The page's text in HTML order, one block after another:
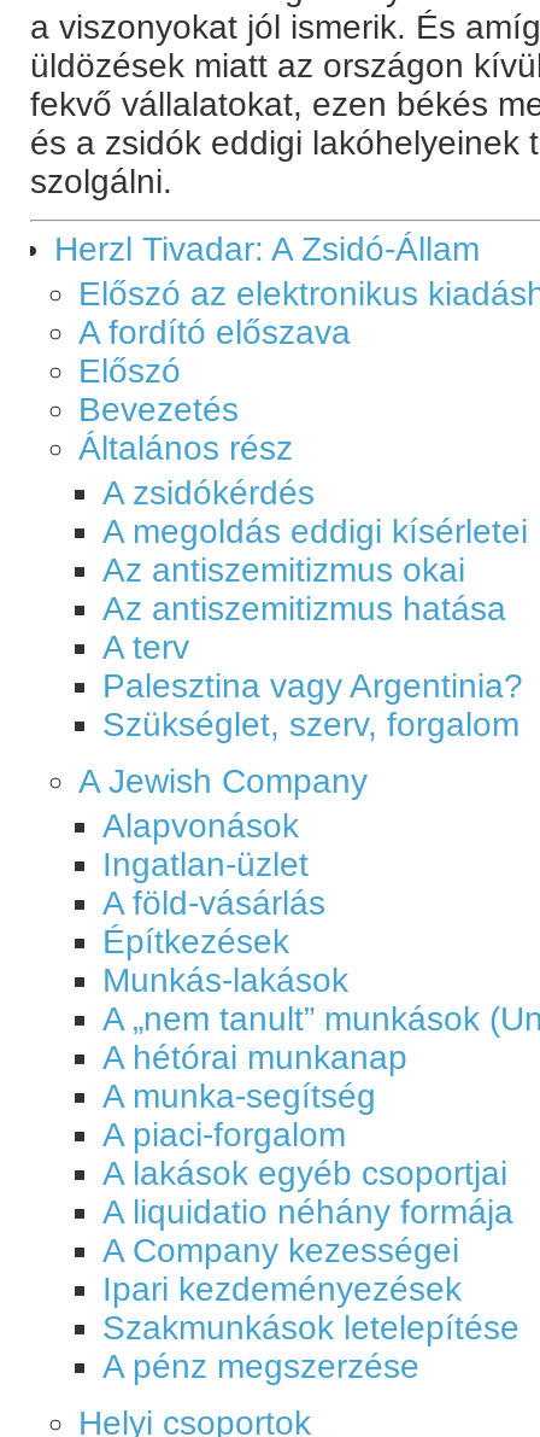
a viszonyokat jól ismerik. És
üldözések miatt az országon
fekvő vállalatokat, ezen békés
és a zsidók eddigi lakóhelyeinek
szolgálni.
Herzl Tivadar: A Zsidó-Állam
Előszó az elektronikus
A fordító előszava
Előszó
Bevezetés
Általános rész
A zsidókérdés
A megoldás eddigi kísérletei
Az antiszemitizmus okai
Az antiszemitizmus hatása
A terv
Palesztina vagy Argentinia?
Szükséglet, szerv, forgalom
A Jewish Company
Alapvonások
Ingatlan-üzlet
A föld-vásárlás
Építkezések
Munkás-lakások
A „nem tanult” munkások
A hétórai munkanap
A munka-segítség
A piaci-forgalom
A lakások egyéb csoportjai
A liquidatio néhány formája
A Company kezességei
Ipari kezdeményezések
Szakmunkások letelepítése
A pénz megszerzése
Helyi csoportok